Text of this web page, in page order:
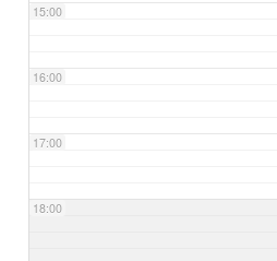
15:00
16:00
17:00
18:00